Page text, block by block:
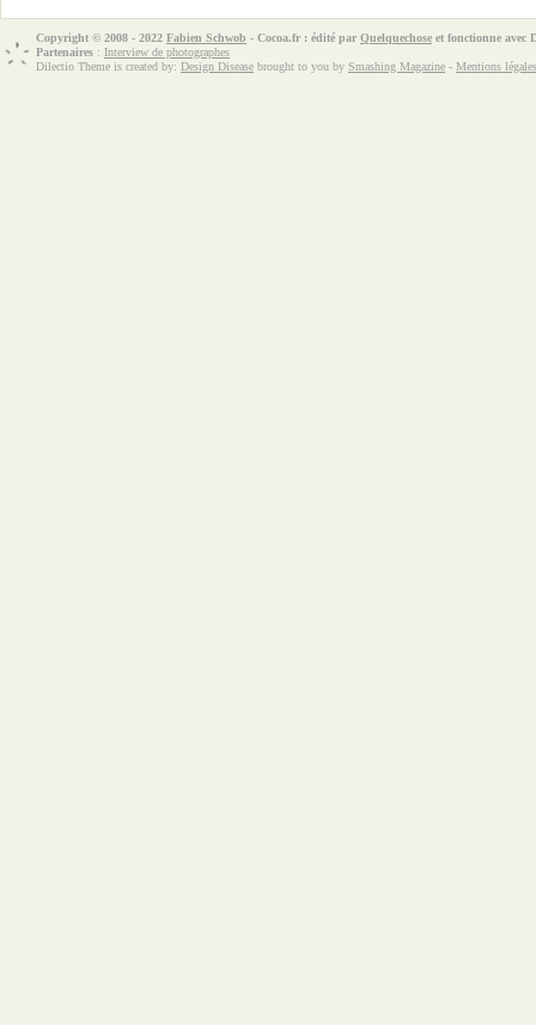
Copyright © 2008 - 2022 Fabien Schwob - Cocoa.fr : édité par Quelquechose et fonctionne avec
Partenaires : Interview de photographes
Dilectio Theme is created by: Design Disease brought to you by Smashing Magazine - Mentions légales